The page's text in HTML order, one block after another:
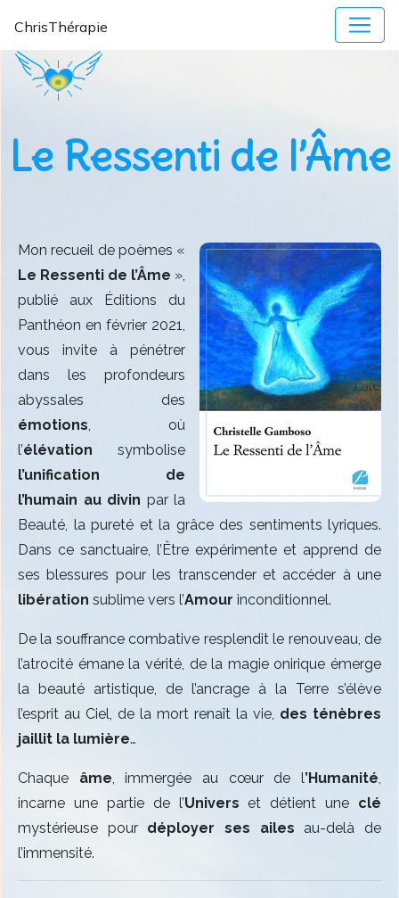
ChrisThérapie
Le Ressenti de l’Âme
Mon recueil de poèmes «
Le Ressenti de l’Âme »,
publié aux Éditions du
Panthéon en février 2021,
vous invite à pénétrer
dans les profondeurs
abyssales des
émotions, où
l’élévation symbolise
l’unification de
l’humain au divin par la
Beauté, la pureté et la grâce des sentiments lyriques.
Dans ce sanctuaire, l’Être expérimente et apprend de
ses blessures pour les transcender et accéder à une
libération sublime vers l’Amour inconditionnel.
De la souffrance combative resplendit le renouveau, de
l’atrocité émane la vérité, de la magie onirique émerge
la beauté artistique, de l’ancrage à la Terre s’élève
l’esprit au Ciel, de la mort renaît la vie, des ténèbres
jaillit la lumière…
Chaque âme, immergée au cœur de l’Humanité,
incarne une partie de l’Univers et détient une clé
mystérieuse pour déployer ses ailes au-delà de
l’immensité.